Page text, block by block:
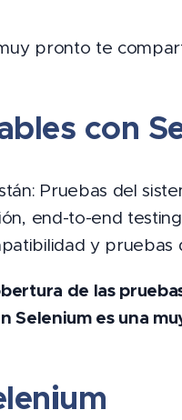
pronto te
con
Pruebas del
end-to-end
y pruebas
de las
es una